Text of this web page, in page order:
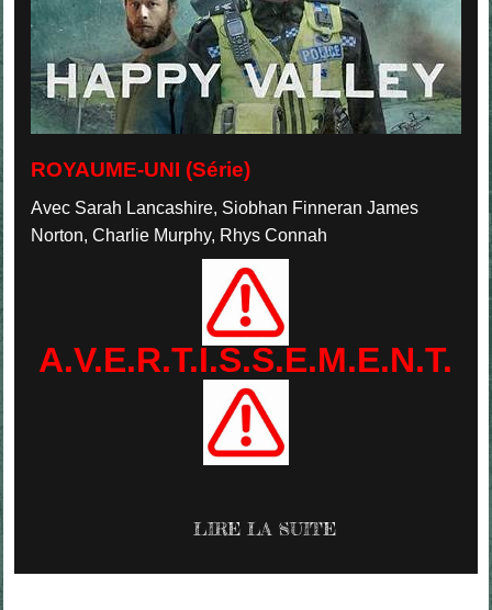
ROYAUME-UNI (Série)
Avec Sarah Lancashire, Siobhan Finneran James
Norton, Charlie Murphy, Rhys Connah
A.V.E.R.T.I.S.S.E.M.E.N.T.
LIRE LA SUITE